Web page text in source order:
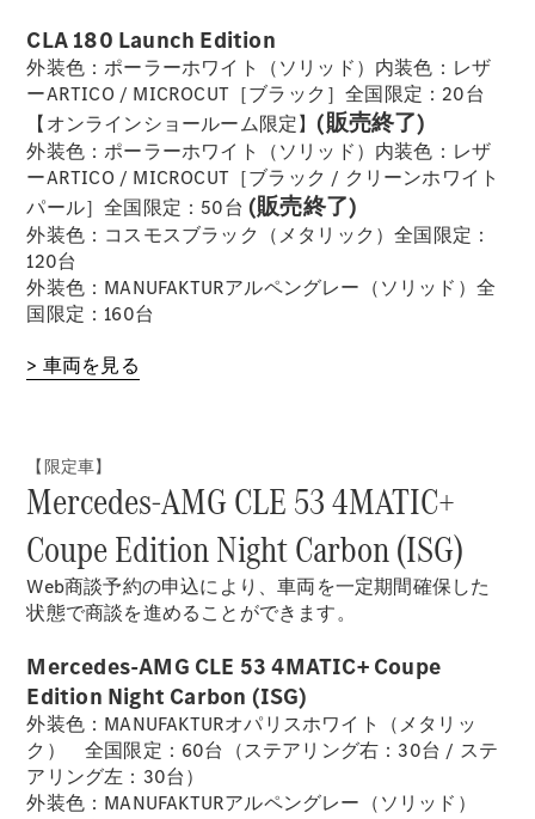
歴史とブラ
ンド
Mercedes-
AMG
Maybach
ALL TIME
Defining
デザイン＆
コンセプト
カー
サステナビ
リティ
スポンサー
CLA 180 Launch Edition
外装色：ポーラーホワイト（ソリッド）内装色：レザ
ーARTICO / MICROCUT［ブラック］全国限定：20台
【オンラインショールーム限定】(販売終了)
外装色：ポーラーホワイト（ソリッド）内装色：レザ
ーARTICO / MICROCUT［ブラック / クリーンホワイト
パール］全国限定：50台(販売終了)
外装色：コスモスブラック（メタリック）全国限定：
120台
外装色：MANUFAKTURアルペングレー（ソリッド）全
国限定：160台
> 車両を見る
【限定車】
Mercedes-AMG CLE 53 4MATIC+
Coupe Edition Night Carbon (ISG)
Web商談予約の申込により、車両を一定期間確保した
状態で商談を進めることができます。
Mercedes-AMG CLE 53 4MATIC+ Coupe
Edition Night Carbon (ISG)
外装色：MANUFAKTURオパリスホワイト（メタリッ
ク） 全国限定：60台（ステアリング右：30台 / ステ
アリング左：30台）
外装色：MANUFAKTURアルペングレー（ソリッド）